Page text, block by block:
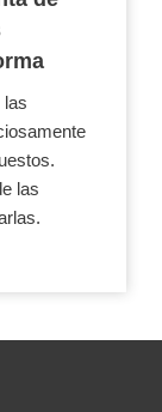
las
las